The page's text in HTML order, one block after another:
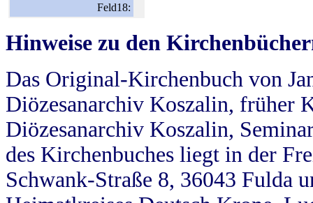
Feld18:
Hinweise zu den
Das Original-Kirchenbuch von
Diözesanarchiv Koszalin, früher
Diözesanarchiv Koszalin,
des Kirchenbuches liegt in der
Schwank-Straße 8, 36043 Fulda